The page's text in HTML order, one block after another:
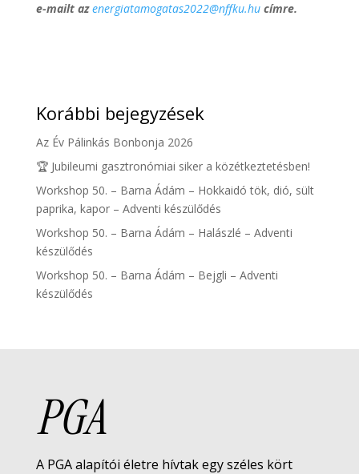
e-mailt azenergiatamogatas2022@nffku.hucímre.
Korábbi bejegyzések
Az Év Pálinkás Bonbonja 2026
🏆 Jubileumi gasztronómiai siker a közétkeztetésben!
Workshop 50. – Barna Ádám – Hokkaidó tök, dió, sült
paprika, kapor – Adventi készülődés
Workshop 50. – Barna Ádám – Halászlé – Adventi
készülődés
Workshop 50. – Barna Ádám – Bejgli – Adventi
készülődés
PGA
A PGA alapítói életre hívtak egy széles kört